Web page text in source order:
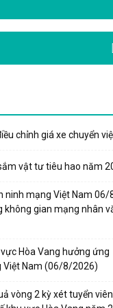
chỉnh giá xe chuyển
vật tư tiêu hao năm
ninh mạng Việt Nam 06/
không gian mạng nhân
Hòa Vang hưởng ứng
Việt Nam (06/8/2026)
vòng 2 kỳ xét tuyển viên